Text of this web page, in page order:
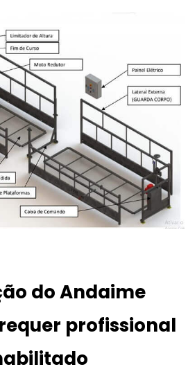
do Andaime
profissional